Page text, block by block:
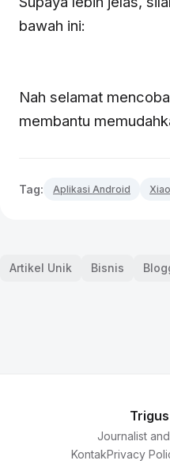
bawah ini:
Nah selamat
membantu
Tag: Aplikasi Android
Artikel Unik Bisnis
Journalist
KontakPrivacy